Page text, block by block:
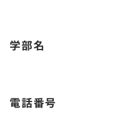
学部名
電話番号